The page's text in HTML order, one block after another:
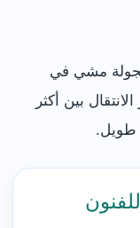
مشي في
بين أكثر
طويل.